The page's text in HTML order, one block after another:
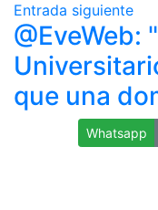
Entrada siguiente
@EveWeb:
que una
Whatsapp